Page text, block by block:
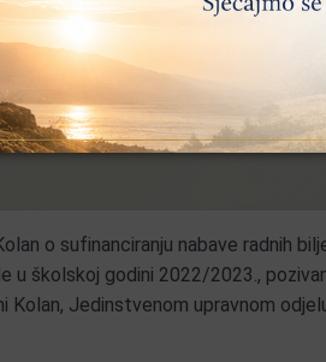
o sufinanciranju nabave radnih
u školskoj godini 2022/2023.,
Kolan, Jedinstvenom upravnom